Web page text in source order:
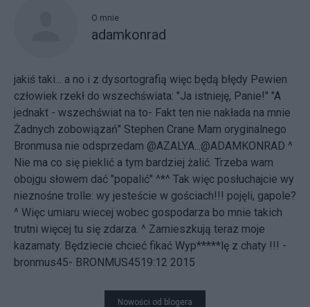
O mnie
adamkonrad
jakiś taki... a no i z dysortografią więc będą błędy Pewien
człowiek rzekł do wszechświata: "Ja istnieję, Panie!" "A
jednakt - wszechświat na to- Fakt ten nie nakłada na mnie
Żadnych zobowiązań" Stephen Crane Mam oryginalnego
Bronmusa nie odsprzedam @AZALYA...@ADAMKONRAD ^
Nie ma co się pieklić a tym bardziej żalić. Trzeba wam
obojgu słowem dać "popalić" ^*^ Tak więc posłuchajcie wy
nieznośne trolle: wy jesteście w gościach!!! pojęli, gapole?
^ Więc umiaru wiecej wobec gospodarza bo mnie takich
trutni więcej tu się zdarza. ^ Zamieszkują teraz moje
kazamaty. Będziecie chcieć fikać Wyp*****lę z chaty !!! -
bronmus45- BRONMUS4519:12 2015
Nowości od blogera